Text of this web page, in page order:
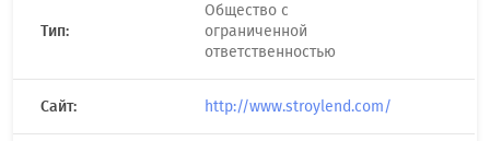
Тип:
Общество с
ограниченной
ответственностью
Сайт: http://www.stroylend.com/